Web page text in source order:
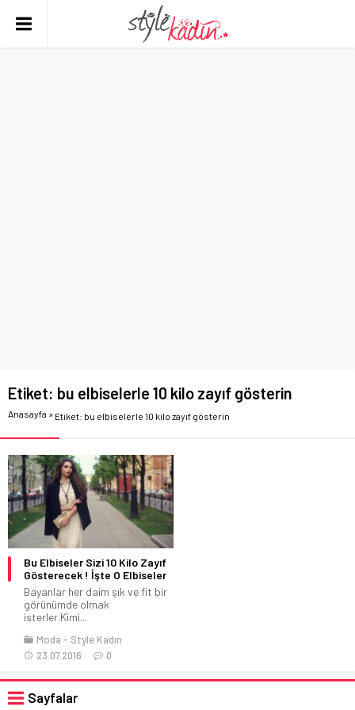
Etiket: bu elbiselerle 10 kilo zayıf gösterin
Anasayfa » Etiket: bu elbiselerle 10 kilo zayıf gösterin
Bu Elbiseler Sizi 10 Kilo Zayıf
Gösterecek ! İşte O Elbiseler
Bayanlar her daim şık ve fit bir
görünümde olmak
isterler.Kimi...
Moda
Style Kadın
23.07.2016
0
Sayfalar